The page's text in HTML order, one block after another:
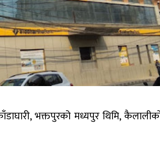
भक्तपुरको मध्यपुर थिमि,